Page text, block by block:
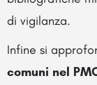
di vigilanza.
Infine si
comuni nel